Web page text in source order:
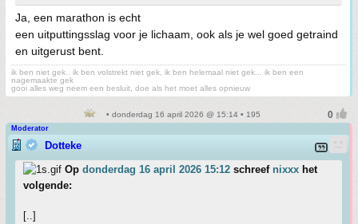
Ja, een marathon is echt
een uitputtingsslag voor je lichaam, ook als je wel goed getraind
en uitgerust bent.
ik ben niet gek.. ik ben volstrekt niet gek, ik ben helemaal niet gek... ik ben een
nagemaakte gek
gooi alles weg neem een besluit, doe als het moet alles opnieuw
• donderdag 16 april 2026 @ 15:14 • 195
Moderator
Dotteke
Op donderdag 16 april 2026 15:12 schreef nixxx het
volgende:
[..]